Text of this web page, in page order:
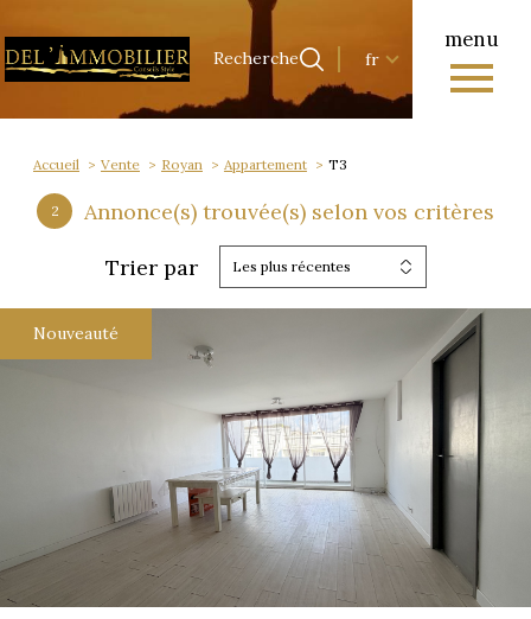
menu
Recherche
fr
Accueil Recherche 0
Langue
fr
Accueil Vente Royan Appartement T3
2 Annonce(s) trouvée(s) selon vos critères
Trier par Les plus récentes
Nouveauté